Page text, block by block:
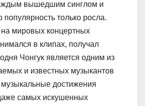
вышедшим синглом и
популярность только росла.
мировых концертных
в клипах, получал
Чонгук является одним из
и известных музыкантов
достижения
самых искушенных